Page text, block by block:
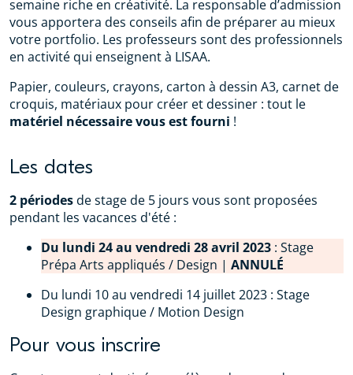
semaine riche en créativité. La responsable d’admission
vous apportera des conseils afin de préparer au mieux
votre portfolio. Les professeurs sont des professionnels
en activité qui enseignent à LISAA.
Papier, couleurs, crayons, carton à dessin A3, carnet de
croquis, matériaux pour créer et dessiner : tout le
matériel nécessaire vous est fourni !
Les dates
2 périodesde stage de 5 jours vous sont proposées
pendant les vacances d'été :
Du lundi 24 au vendredi 28 avril 2023 : Stage
Prépa Arts appliqués / Design | ANNULÉ
Du lundi 10 au vendredi 14 juillet 2023 : Stage
Design graphique / Motion Design
Pour vous inscrire